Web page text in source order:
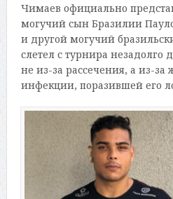
Чимаев официально
могучий сын Бразилии
и другой могучий
слетел с турнира незадолго
не из-за рассечения, а из-за
инфекции, поразившей его